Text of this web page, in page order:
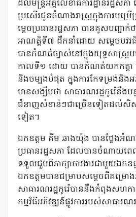
ដល់មន្រ្តីអគ្គលេខាធិការដ្ឋានរដ្ឋសភ
ប្រសើរជូនតំណាងរាស្រ្តក្នុងការបម្រ
ម្តេចប្រធានរដ្ឋសភា បានគូសបញ្ជាក់ថ
អាណត្តិទី៧ ដឹកនាំដោយ សម្តេចបវ
បានកំណត់ច្បាស់នៅក្នុងយុទ្ធសាស្រ្
កាលទី១ ដោយ បានកំណត់យកកត្តា “
និងចម្បងបំផុត ក្នុងការកែទម្រង់និង
មានសង្ឃឹមថា សាធារណរដ្ឋកូរ៉េនឹងប
ជំនាញសំខាន់ៗជាច្រើនទៀតដល់សិស្ស
ទៀត។
ឯកឧត្តម គីម ឆាងយ៉ុង បានថ្លែងអំ
ប្រធានរដ្ឋសភា ដែលបានចំណាយពេ
ទទួលជួបពិភាក្សាការងារជាមួយឯកឧ
ឯកឧត្តមបានជម្រាបសម្តេចពីគម្រោ
សាធារណរដ្ឋកូរ៉េបាននឹងកំពុងសហកា
កម្មវិធីអភិវឌ្ឍន៍ផ្លូវការរបស់សាធារណ